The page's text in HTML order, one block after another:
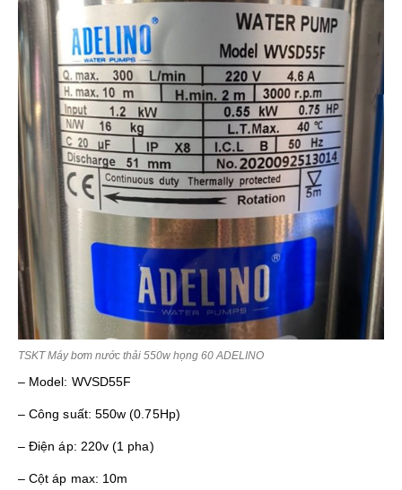
TSKT Máy bơm nước thải 550w họng 60 ADELINO
– Model: WVSD55F
– Công suất: 550w (0.75Hp)
– Điện áp: 220v (1 pha)
– Cột áp max: 10m